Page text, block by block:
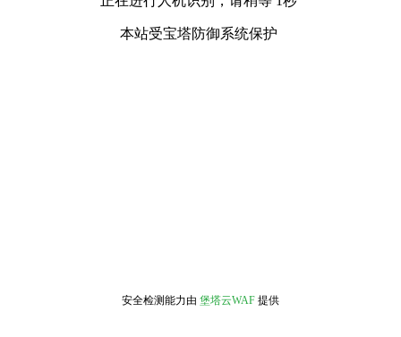
本站受宝塔防御系统保护
安全检测能力由 堡塔云WAF 提供